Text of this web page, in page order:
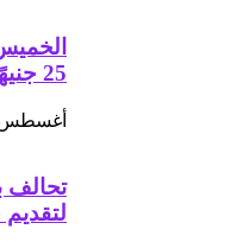
25 جنيهًا للكيلو
أغسطس 5,
لتقديم